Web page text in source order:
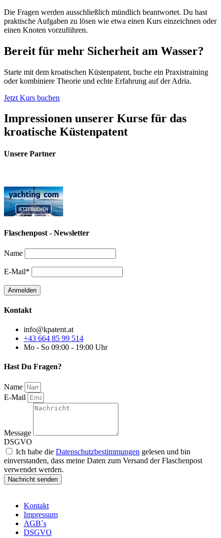
Die Fragen werden ausschließlich mündlich beantwortet. Du hast
praktische Aufgaben zu lösen wie etwa einen Kurs einzeichnen oder
einen Knoten vorzuführen.
Bereit für mehr Sicherheit am Wasser?
Starte mit dem kroatischen Küstenpatent, buche ein Praxistraining
oder kombiniere Theorie und echte Erfahrung auf der Adria.
Jetzt Kurs buchen
Impressionen unserer Kurse für das
kroatische Küstenpatent
Unsere Partner
Flaschenpost - Newsletter
Name
E-Mail*
Kontakt
info@kpatent.at
+43 664 85 99 514
Mo - So 09:00 - 19:00 Uhr
Hast Du Fragen?
Name
E-Mail
Message
DSGVO
Ich habe die Datenschutzbestimmungen gelesen und bin
einverstanden, dass meine Daten zum Versand der Flaschenpost
verwendet werden.
Nachricht senden
Kontakt
Impressum
AGB´s
DSGVO